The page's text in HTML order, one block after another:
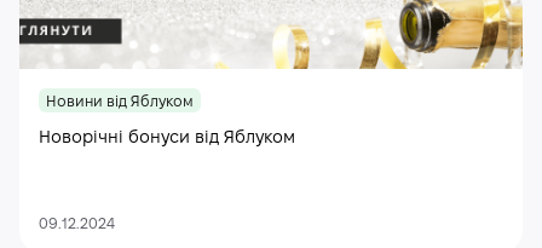
Новини від Яблуком
Новорічні бонуси від Яблуком
09.12.2024